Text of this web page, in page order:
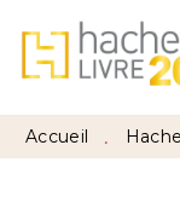
MENU
PIED DE
Accueil •